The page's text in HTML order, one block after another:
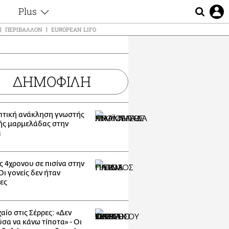
Plus
Θέματα
Videos
Αφιερώματα
Ζώδια
Εξομολογήσεις
Οι Αθηναίοι
Επιλογές
ΠΕΡΙΒΆΛΛΟΝ EUROPEAN LIFO
ΔΗΜΟΦΙΛΗ
ανάκληση γνωστής
μαρμελάδας στην
4χρονου σε πισίνα στην
γονείς δεν ήταν
στις Σέρρες: «Δεν
να κάνω τίποτα» - Οι